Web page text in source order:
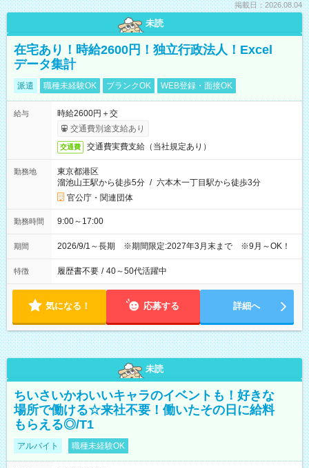
掲載日：2026.08.04
未読
在宅あり！時給2600円！独立行政法人！Excel
データ集計
派遣 職種未経験OK ブランクOK WEB登録・面接OK
給与
時給2600円＋交
交通費別途支給あり
交通費 交通費実費支給（当社規定あり）
勤務地
東京都港区
溜池山王駅から徒歩5分 / 六本木一丁目駅から徒歩3分
官公庁・関連団体
勤務時間 9:00～17:00
期間 2026/9/1～長期 ※期間限定:2027年3月末まで ※9月～OK！
特徴 履歴書不要 / 40～50代活躍中
気になる！ 応募する 詳細へ
未読
ちいさいかわいいキャラのイベントも！好きな
場所で働ける☆来社不要！働いたその日に給料
もらえる◎/T1
アルバイト 職種未経験OK